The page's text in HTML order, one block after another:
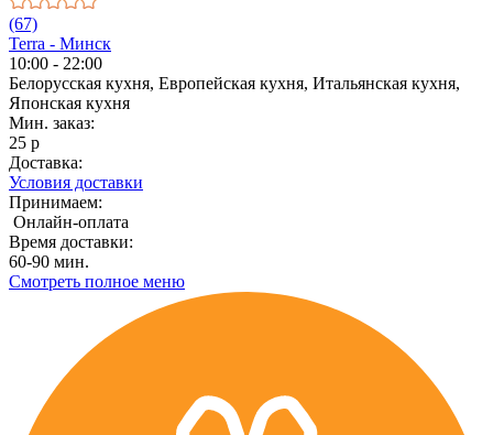
(67)
Terra - Минск
10:00 - 22:00
Белорусская кухня, Европейская кухня, Итальянская кухня,
Японская кухня
Мин. заказ:
25 р
Доставка:
Условия доставки
Принимаем:
Онлайн-оплата
Время доставки:
60-90 мин.
Смотреть полное меню